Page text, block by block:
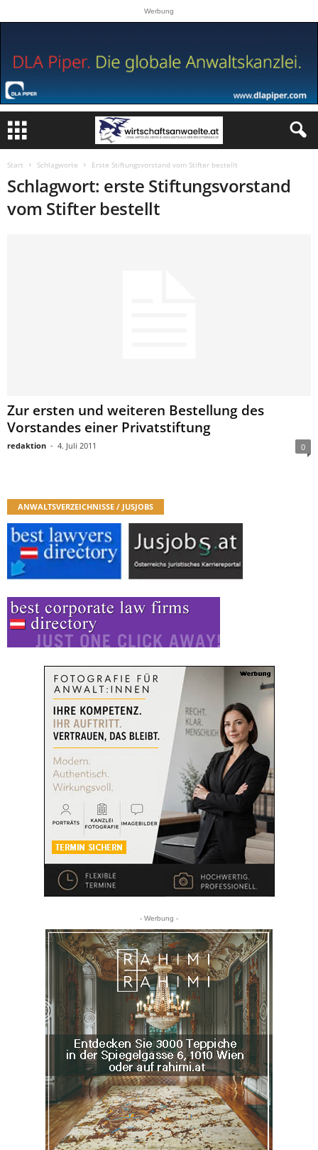
Werbung
Start Schlagworte Erste Stiftungsvorstand vom Stifter bestellt
Schlagwort: erste Stiftungsvorstand
vom Stifter bestellt
Zur ersten und weiteren Bestellung des
Vorstandes einer Privatstiftung
redaktion - 4. Juli 2011 0
ANWALTSVERZEICHNISSE / JUSJOBS
- Werbung -